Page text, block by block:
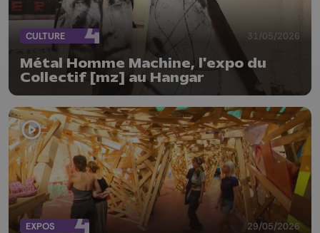
CULTURE 31/05/2026
Métal Homme Machine, l'expo du
Collectif [mz] au Hangar
EXPOS 29/05/2026